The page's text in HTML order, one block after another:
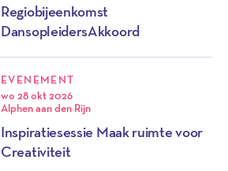
Regiobijeenkomst
DansopleidersAkkoord
EVENEMENT
wo 28 okt 2026
Alphen aan den Rijn
Inspiratiesessie Maak ruimte voor
Creativiteit